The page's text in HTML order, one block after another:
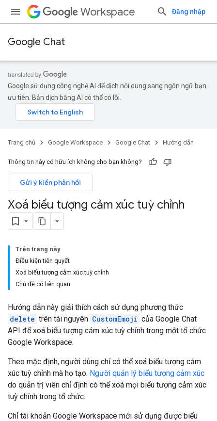
Workspace Đăng nhập
Google Chat
Google sử dụng công nghệ AI để dịch nội dung sang ngôn ngữ bạn
ưu tiên. Bản dịch bằng AI có thể có lỗi.
Trang chủ Google Workspace Google Chat Hướng dẫn
Thông tin này có hữu ích không cho bạn không?
Gửi ý kiến phản hồi
Xoá biểu tượng cảm xúc tuỳ chỉnh
Trên trang này
Điều kiện tiên quyết
Xoá biểu tượng cảm xúc tuỳ chỉnh
Chủ đề có liên quan
Hướng dẫn này giải thích cách sử dụng phương thức
delete trên tài nguyên CustomEmoji của Google Chat
API để xoá biểu tượng cảm xúc tuỳ chỉnh trong một tổ chức
Google Workspace.
Theo mặc định, người dùng chỉ có thể xoá biểu tượng cảm
xúc tuỳ chỉnh mà họ tạo. Người quản lý biểu tượng cảm xúc
do quản trị viên chỉ định có thể xoá mọi biểu tượng cảm xúc
tuỳ chỉnh trong tổ chức.
Chỉ tài khoản Google Workspace mới sử dụng được biểu